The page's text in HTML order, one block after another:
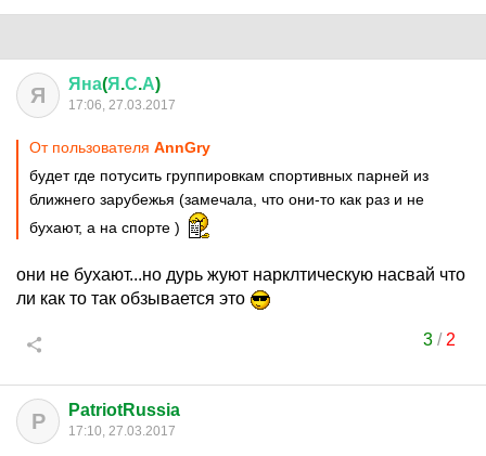
Я Яна(Я .С.А)
17:06, 27.03.2017
От пользователя AnnGry
будет где потусить группировкам спортивных парней из
ближнего зарубежья (замечала, что они-то как раз и не
бухают, а на спорте )
они не бухают...но дурь жуют нарклтическую насвай что
ли как то так обзывается это
3/ 2
P PatriotRussia
17:10, 27.03.2017